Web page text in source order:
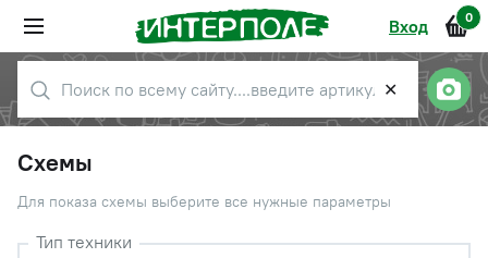
Вход 0
✕
Схемы
Для показа схемы выберите все нужные параметры
Тип техники